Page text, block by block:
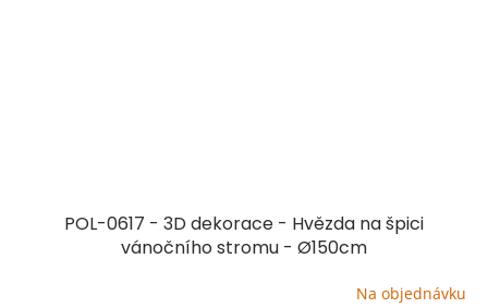
POL-0617 - 3D dekorace - Hvězda na špici
vánočního stromu - Ø150cm
Na objednávku